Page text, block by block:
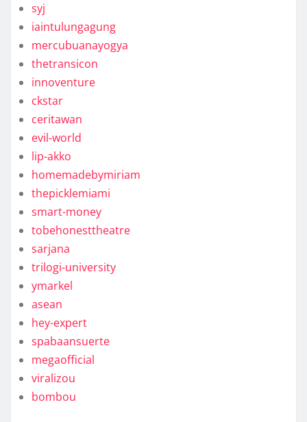
syj
iaintulungagung
mercubuanayogya
thetransicon
innoventure
ckstar
ceritawan
evil-world
lip-akko
homemadebymiriam
thepicklemiami
smart-money
tobehonesttheatre
sarjana
trilogi-university
ymarkel
asean
hey-expert
spabaansuerte
megaofficial
viralizou
bombou